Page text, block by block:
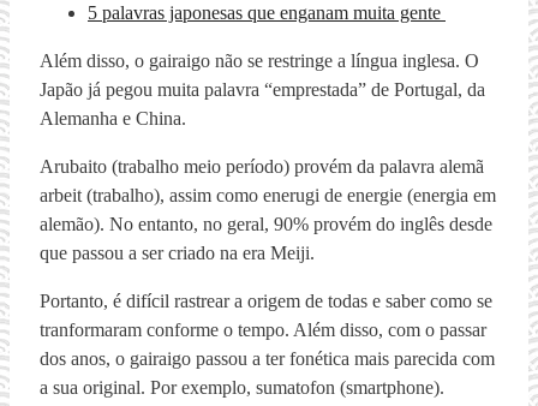
5 palavras japonesas que enganam muita gente
Além disso, o gairaigo não se restringe a língua inglesa. O
Japão já pegou muita palavra “emprestada” de Portugal, da
Alemanha e China.
Arubaito (trabalho meio período) provém da palavra alemã
arbeit (trabalho), assim como enerugi de energie (energia em
alemão). No entanto, no geral, 90% provém do inglês desde
que passou a ser criado na era Meiji.
Portanto, é difícil rastrear a origem de todas e saber como se
tranformaram conforme o tempo. Além disso, com o passar
dos anos, o gairaigo passou a ter fonética mais parecida com
a sua original. Por exemplo, sumatofon (smartphone).